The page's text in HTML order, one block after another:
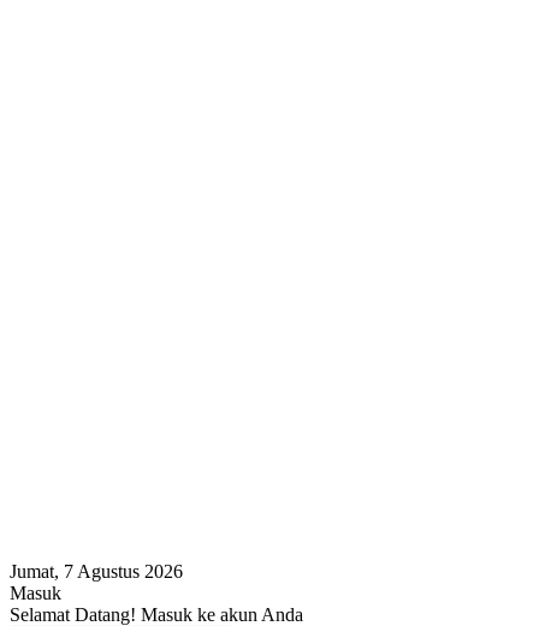
Jumat, 7 Agustus 2026
Masuk
Selamat Datang! Masuk ke akun Anda